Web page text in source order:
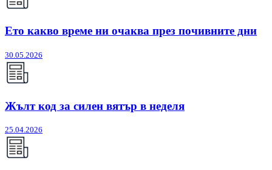
Ето какво време ни очаква през почивните дни
30.05.2026
Жълт код за силен вятър в неделя
25.04.2026